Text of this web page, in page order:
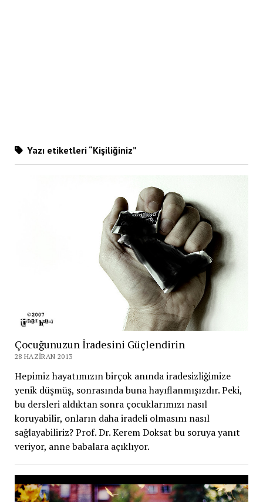
Yazı etiketleri “Kişiliğiniz”
Çocuğunuzun İradesini Güçlendirin
28 HAZIRAN 2013
Hepimiz hayatımızın birçok anında iradesizliğimize
yenik düşmüş, sonrasında buna hayıflanmışızdır. Peki,
bu dersleri aldıktan sonra çocuklarımızı nasıl
koruyabilir, onların daha iradeli olmasını nasıl
sağlayabiliriz? Prof. Dr. Kerem Doksat bu soruya yanıt
veriyor, anne babalara açıklıyor.